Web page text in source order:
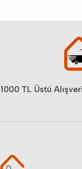
1000 TL Üstü